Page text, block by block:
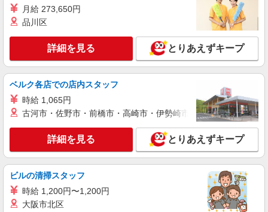
派遣社員
南アルプス市｜家庭と両立できる＊デイサービ
ス看護師【夜勤なし】
時給2300円〜2875円 ＜日払い有/週払い有/交
通費全支給(ガソリン代含む)＞
キープ 詳細を見る
派遣社員
株式会社kotrio /●MT-H-1854219
福祉看護は人生のサポーター。シニア住宅の看
護STAFF。日払いOK
時給2000円〜2500円＜交通費全額支給/日払
月給 273,650円
品川区
詳細を見る とりあえずキープ
ベルク各店での店内スタッフ
時給 1,065円
古河市・佐野市・前橋市・高崎市・伊勢崎市・太田市・館林市
詳細を見る とりあえずキープ
ビルの清掃スタッフ
時給 1,200円〜1,200円
大阪市北区